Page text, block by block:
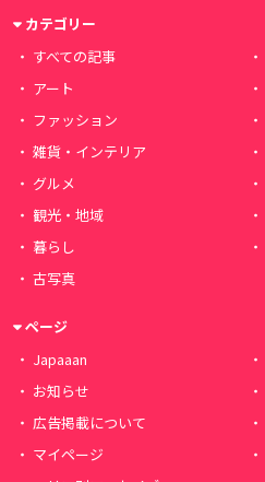
カテゴリー
すべての記事
アート
ファッション
雑貨・インテリア
グルメ
観光・地域
暮らし
古写真
ページ
Japaaan
お知らせ
広告掲載について
マイページ